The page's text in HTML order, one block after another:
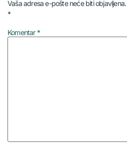
Vaša adresa e-pošte neće biti objavljena.
*
Komentar *